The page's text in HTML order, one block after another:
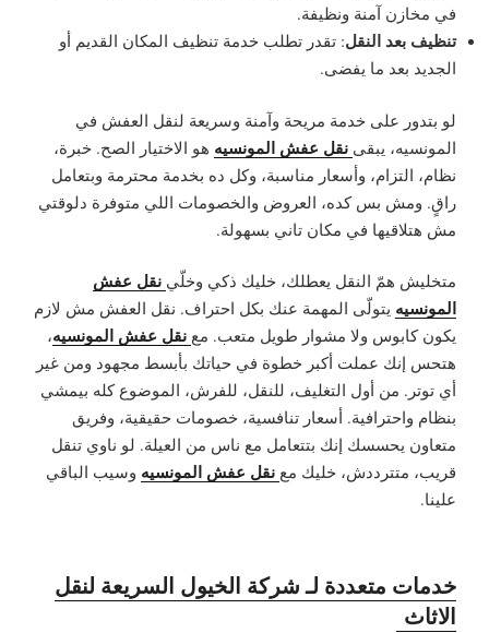
في مخازن آمنة ونظيفة.
تنظيف بعد النقل: تقدر تطلب خدمة تنظيف المكان القديم أو
الجديد بعد ما يفضى.
لو بتدور على خدمة مريحة وآمنة وسريعة لنقل العفش في
المونسيه، يبقى نقل عفش المونسيه هو الاختيار الصح. خبرة،
نظام، التزام، وأسعار مناسبة، وكل ده بخدمة محترمة وبتعامل
راقٍ. ومش بس كده، العروض والخصومات اللي متوفرة دلوقتي
مش هتلاقيها في مكان تاني بسهولة.
متخليش همّ النقل يعطلك، خليك ذكي وخلّي نقل عفش
المونسيه يتولّى المهمة عنك بكل احتراف. نقل العفش مش لازم
يكون كابوس ولا مشوار طويل متعب. مع نقل عفش المونسيه،
هتحس إنك عملت أكبر خطوة في حياتك بأبسط مجهود ومن غير
أي توتر. من أول التغليف، للنقل، للفرش، الموضوع كله بيمشي
بنظام واحترافية. أسعار تنافسية، خصومات حقيقية، وفريق
متعاون يحسسك إنك بتتعامل مع ناس من العيلة. لو ناوي تنقل
قريب، متترددش، خليك مع نقل عفش المونسيه وسيب الباقي
علينا.
خدمات متعددة لـ شركة الخيول السريعة لنقل
الاثاث